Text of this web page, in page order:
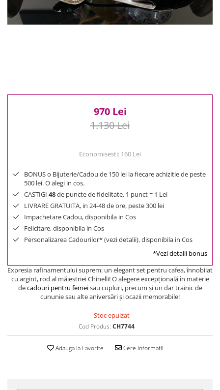
200 Lei - 300 Lei
300 Lei - 500 Lei
970 Lei
1.130 Lei
Economisesti: 160 Lei
BONUS o Bijuterie/Cadou de 150 lei la fiecare achizitie de peste
500 lei. O alegi in cos.
CASTIGI 48de puncte de fidelitate. 1 punct = 1 Lei
LIVRARE GRATUITA, in 24-48 de ore, peste 300 lei
Impachetare Cadou, disponibila in Cos
Felicitare, disponibila in Cos
Personalizarea Cadourilor* (vezi detalii), disponibila in Cos
*Vezi detalii bonus
Expresia rafinamentului suprem: un elegant set pentru cafea, înnobilat
cu argint, rod al măiestriei Chinelli! O alegere excepţională în materie
decadouri pentru femeisau cupluri, precum şi un dar trainic de
cununie sau alte aniversări şi ocazii memorabile!
Stoc epuizat
Cod Produs: CH7744
Adauga la Favorite Cere informatii